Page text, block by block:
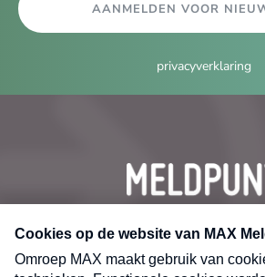
AANMELDEN VOOR
privacyverklaring
CONTACT